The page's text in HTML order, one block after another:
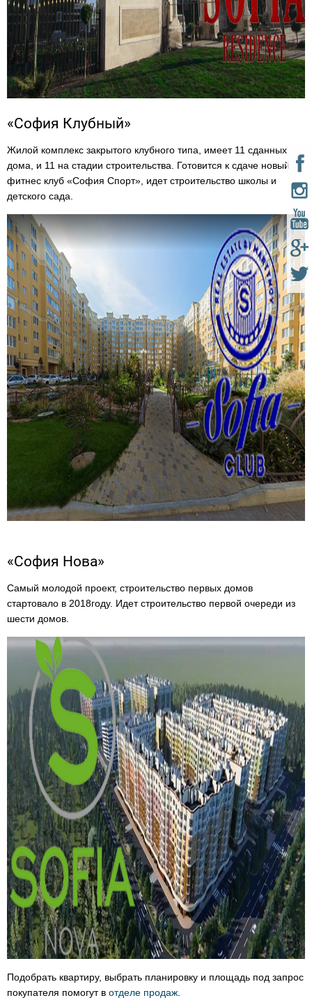
«София Клубный»
Жилой комплекс закрытого клубного типа, имеет 11 сданных
дома, и 11 на стадии строительства. Готовится к сдаче новый
фитнес клуб «София Спорт», идет строительство школы и
детского сада.
«София Нова»
Cамый молодой проект, строительство первых домов
стартовало в 2018году. Идет строительство первой очереди из
шести домов.
Подобрать квартиру, выбрать планировку и площадь под запрос
покупателя помогут в отделе продаж